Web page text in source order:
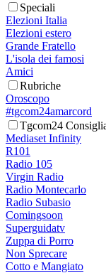
Speciali
Elezioni Italia
Elezioni estero
Grande Fratello
L'isola dei famosi
Amici
Rubriche
Oroscopo
#tgcom24amarcord
Tgcom24
Mediaset Infinity
R101
Radio 105
Virgin Radio
Radio Montecarlo
Radio Subasio
Comingsoon
Superguidatv
Zuppa di Porro
Non Sprecare
Cotto e Mangiato